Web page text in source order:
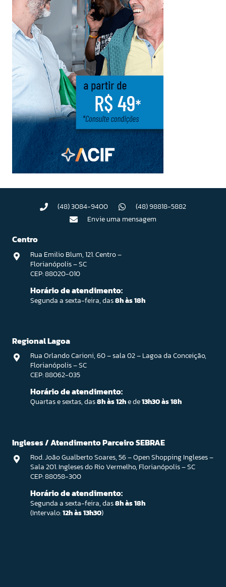
(48) 3084-9400
(48) 98818-5882
Envie uma mensagem
Centro
Rua Emilio Blum, 121. Centro –
Florianópolis – SC
CEP: 88020-010
Horário de atendimento:
Segunda a sexta-feira, das8h às 18h
Regional Lagoa
Rua Orlando Carioni, 60 – sala 02 – Lagoa da Conceição,
Florianópolis – SC
CEP: 88062-035
Horário de atendimento:
Quartas e sextas, das8h às 12he de13h30 às 18h
Ingleses / Atendimento Parceiro SEBRAE
Rod. João Gualberto Soares, 56 – Open Shopping Ingleses –
Sala 201. Ingleses do Rio Vermelho, Florianópolis – SC
CEP: 88058-300
Horário de atendimento:
Segunda a sexta-feira, das8h às 18h
(Intervalo:12h às 13h30)